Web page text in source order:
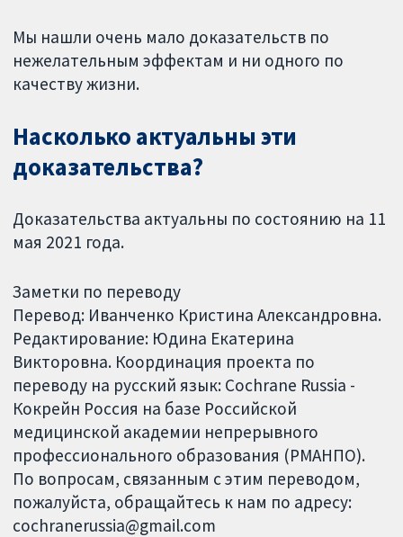
Мы нашли очень мало доказательств по
нежелательным эффектам и ни одного по
качеству жизни.
Насколько актуальны эти
доказательства?
Доказательства актуальны по состоянию на 11
мая 2021 года.
Заметки по переводу
Перевод: Иванченко Кристина Александровна.
Редактирование: Юдина Екатерина
Викторовна. Координация проекта по
переводу на русский язык: Cochrane Russia -
Кокрейн Россия на базе Российской
медицинской академии непрерывного
профессионального образования (РМАНПО).
По вопросам, связанным с этим переводом,
пожалуйста, обращайтесь к нам по адресу:
cochranerussia@gmail.com